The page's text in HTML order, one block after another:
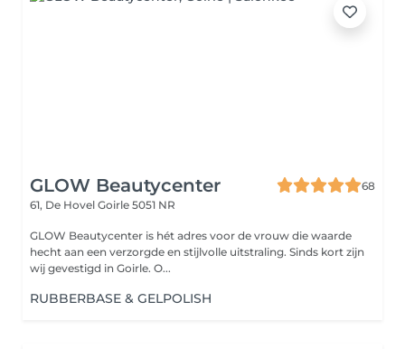
GLOW Beautycenter
68
61, De Hovel Goirle 5051 NR
GLOW Beautycenter is hét adres voor de vrouw die waarde
hecht aan een verzorgde en stijlvolle uitstraling. Sinds kort zijn
wij gevestigd in Goirle. O...
RUBBERBASE & GELPOLISH